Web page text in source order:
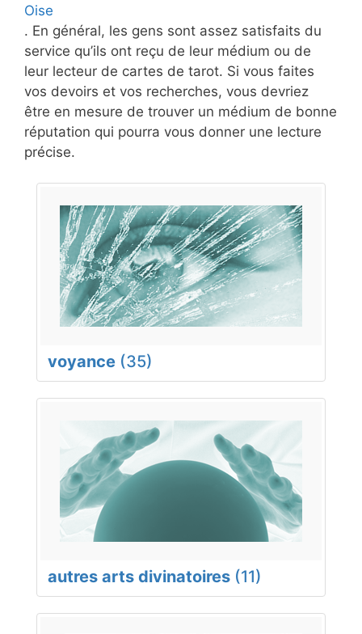
Oise
. En général, les gens sont assez satisfaits du
service qu’ils ont reçu de leur médium ou de
leur lecteur de cartes de tarot. Si vous faites
vos devoirs et vos recherches, vous devriez
être en mesure de trouver un médium de bonne
réputation qui pourra vous donner une lecture
précise.
voyance (35)
autres arts divinatoires (11)